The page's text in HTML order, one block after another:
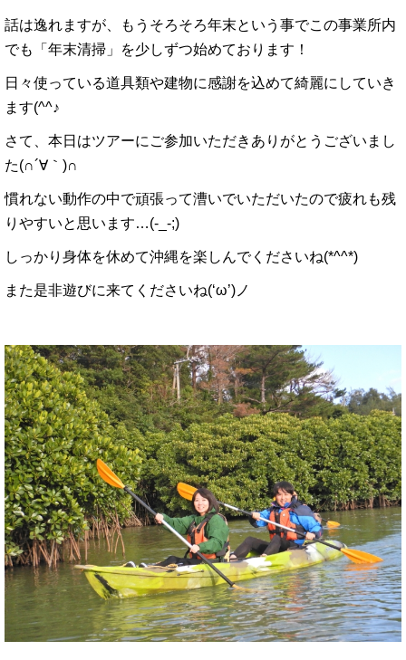
話は逸れますが、もうそろそろ年末という事でこの事業所内
でも「年末清掃」を少しずつ始めております！
日々使っている道具類や建物に感謝を込めて綺麗にしていき
ます(^^♪
さて、本日はツアーにご参加いただきありがとうございまし
た(∩´∀｀)∩
慣れない動作の中で頑張って漕いでいただいたので疲れも残
りやすいと思います…(-_-;)
しっかり身体を休めて沖縄を楽しんでくださいね(*^^*)
また是非遊びに来てくださいね(‘ω’)ノ